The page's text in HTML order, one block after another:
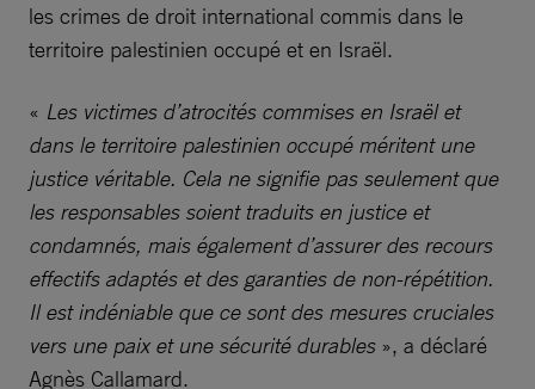
les crimes de droit international commis dans le
territoire palestinien occupé et en Israël.
« Les victimes d’atrocités commises en Israël et
dans le territoire palestinien occupé méritent une
justice véritable. Cela ne signifie pas seulement que
les responsables soient traduits en justice et
condamnés, mais également d’assurer des recours
effectifs adaptés et des garanties de non-répétition.
Il est indéniable que ce sont des mesures cruciales
vers une paix et une sécurité durables», a déclaré
Agnès Callamard.